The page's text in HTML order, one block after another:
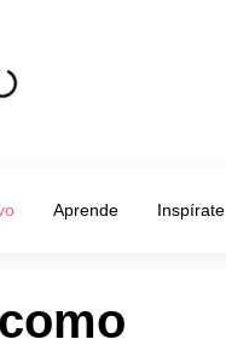
Aprende Inspírate